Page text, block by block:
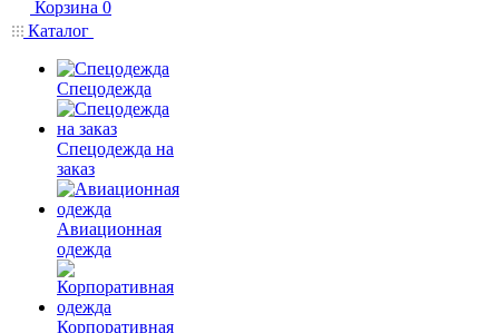
Корзина 0
Каталог
Спецодежда
Спецодежда на
заказ
Авиационная
одежда
Корпоративная